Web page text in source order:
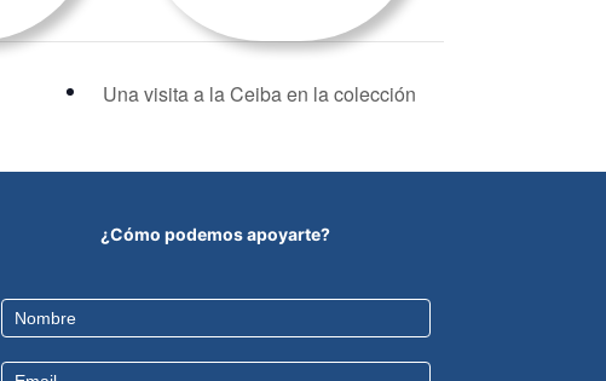
Una visita a la Ceiba en la colección
¿Cómo podemos apoyarte?
Contact
Us